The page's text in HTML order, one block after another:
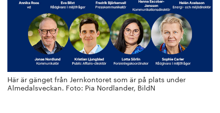
Här är gänget från Jernkontoret som är på plats under
Almedalsveckan. Foto: Pia Nordlander, BildN